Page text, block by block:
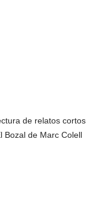
de relatos cortos
Bozal de Marc Colell